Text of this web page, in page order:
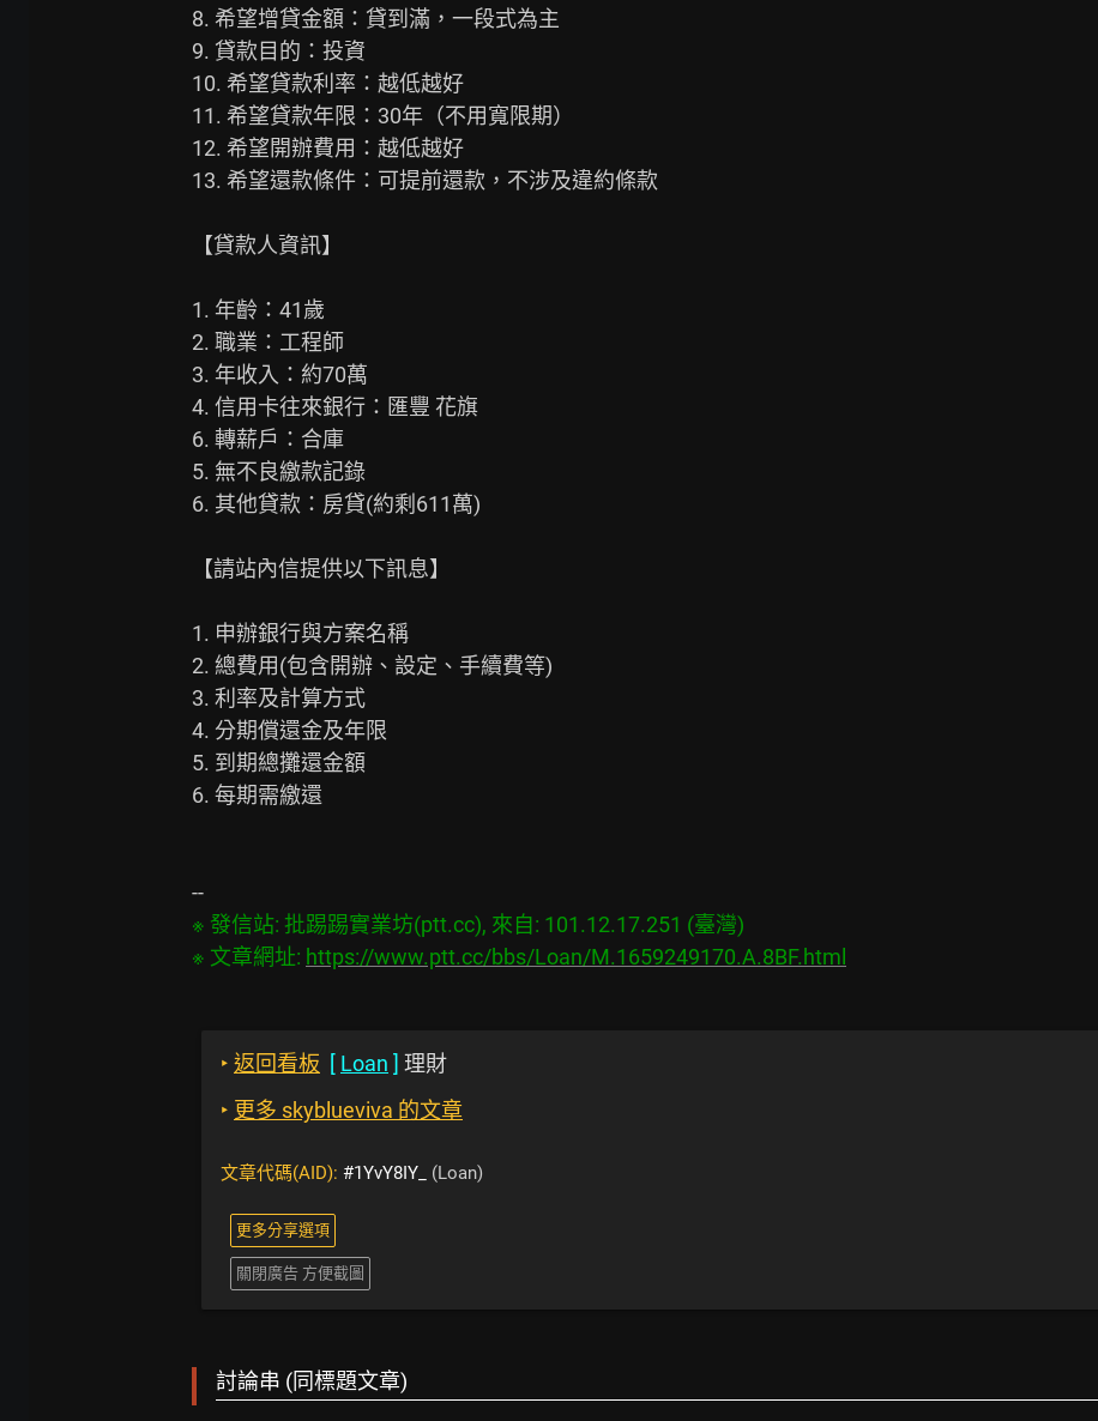
8. 希望增貸金額：貸到滿，一段式為主
9. 貸款目的：投資
10. 希望貸款利率：越低越好
11. 希望貸款年限：30年（不用寬限期）
12. 希望開辦費用：越低越好
13. 希望還款條件：可提前還款，不涉及違約條款
【貸款人資訊】
1. 年齡：41歲
2. 職業：工程師
3. 年收入：約70萬
4. 信用卡往來銀行：匯豐 花旗
6. 轉薪戶：合庫
5. 無不良繳款記錄
6. 其他貸款：房貸(約剩611萬)
【請站內信提供以下訊息】
1. 申辦銀行與方案名稱
2. 總費用(包含開辦、設定、手續費等)
3. 利率及計算方式
4. 分期償還金及年限
5. 到期總攤還金額
6. 每期需繳還
※ 發信站: 批踢踢實業坊(ptt.cc), 來自: 101.12.17.251 (臺灣)
※ 文章網址: https://www.ptt.cc/bbs/Loan/M.1659249170.A.8BF.html
‣ 返回看板 [ Loan ] 理財
‣ 更多 skyblueviva 的文章
文章代碼(AID): #1YvY8IY_ (Loan)
更多分享選項
關閉廣告 方便截圖
討論串 (同標題文章)